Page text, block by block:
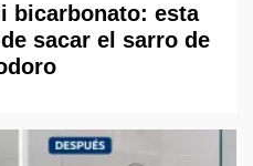
bicarbonato: esta
sacar el sarro de